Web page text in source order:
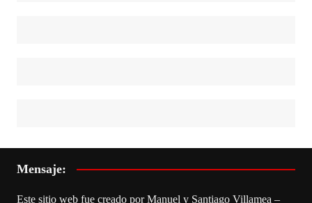
Mensaje:
Este sitio web fue creado por Manuel y Santiago Villamea –